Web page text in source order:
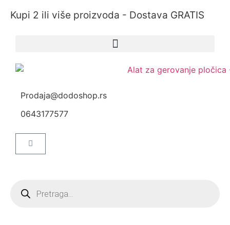
Kupi 2 ili više proizvoda - Dostava GRATIS
Prodaja@dodoshop.rs
0643177577